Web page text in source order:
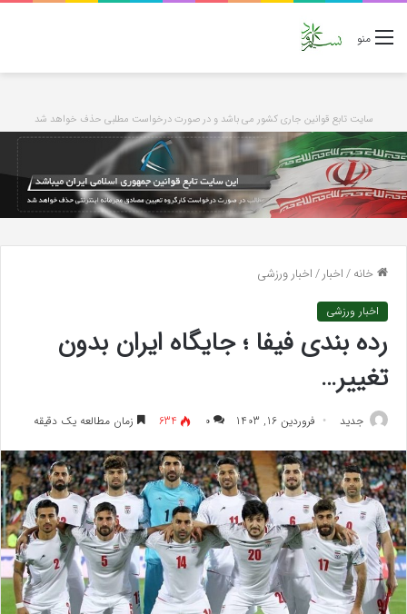
منو
سایت تابع قوانین جاری کشور می باشد و در صورت درخواست مطلبی حذف خواهد شد
خانه/اخبار/اخبار ورزشی
اخبار ورزشی
رده بندی فیفا ؛ جایگاه ایران بدون
تغییر…
جدید فروردین 16, 1403 ۰ 634 زمان مطالعه یک دقیقه